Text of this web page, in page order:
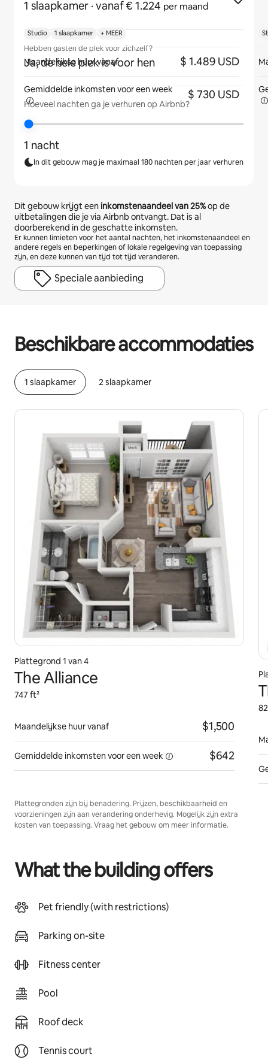
1 slaapkamer · vanaf € 1.224 per maand
Hebben gasten de plek voor zichzelf?
Ja, de hele plek is voor hen
Hoeveel nachten ga je verhuren op Airbnb?
1 nacht
In dit gebouw mag je maximaal 180 nachten per jaar verhuren
Dit gebouw krijgt eeninkomstenaandeel van25%op de
uitbetalingen die je via Airbnb ontvangt. Dat is al
doorberekend in de geschatte inkomsten.
Er kunnen limieten voor het aantal nachten, het inkomstenaandeel en
andere regels en beperkingen of lokale regelgeving van toepassing
zijn, en deze kunnen van tijd tot tijd veranderen.
Speciale aanbieding
Beschikbare accommodaties
1 slaapkamer 2 slaapkamer
Plattegrond 1 van 4
The Alliance
747 ft²
Maandelijkse huur vanaf $1,500
Gemiddelde inkomsten vooreen week $642
Plattegronden zijn bij benadering. Prijzen, beschikbaarheid en
voorzieningen zijn aan verandering onderhevig. Mogelijk zijn extra
kosten van toepassing. Vraag het gebouw om meer informatie.
What the building offers
Pet friendly (with restrictions)
Parking on-site
Fitness center
Pool
Roof deck
Tennis court
Studio 1 slaapkamer + MEER
Maandelijkse huur vanaf $ 1.489 USD
Gemiddelde inkomsten vooreen week $ 730 USD